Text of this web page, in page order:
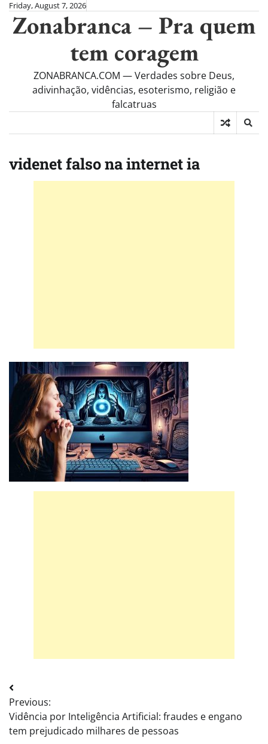
Skip
content
Friday, August 7, 2026
Zonabranca – Pra quem
tem coragem
ZONABRANCA.COM — Verdades sobre Deus,
adivinhação, vidências, esoterismo, religião e
falcatruas
videnet falso na internet ia
Post
navigation
Previous:
Vidência por Inteligência Artificial: fraudes e engano
tem prejudicado milhares de pessoas